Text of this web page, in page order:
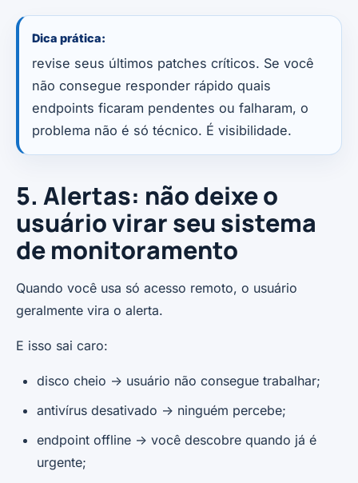
Dica prática:
revise seus últimos patches críticos. Se você
não consegue responder rápido quais
endpoints ficaram pendentes ou falharam, o
problema não é só técnico. É visibilidade.
5. Alertas: não deixe o
usuário virar seu sistema
de monitoramento
Quando você usa só acesso remoto, o usuário
geralmente vira o alerta.
E isso sai caro:
disco cheio -> usuário não consegue trabalhar;
antivírus desativado -> ninguém percebe;
endpoint offline -> você descobre quando já é
urgente;